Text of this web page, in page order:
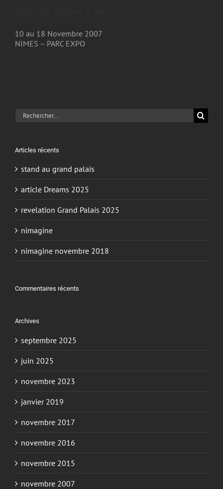
10 au 18 Novembre 2007
NIMES – PARC EXPO
Rechercher:
Articles récents
stand au grand palais
article Dreams 2025
revelation Grand Palais 2025
nimagine
nimagine novembre 2018
Commentaires récents
Archives
septembre 2025
juin 2025
novembre 2023
janvier 2019
novembre 2017
novembre 2016
novembre 2015
novembre 2007